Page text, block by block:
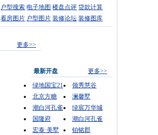
户型搜索 电子地图 楼盘点评 贷款计算
看房图片 户型图片 装修论坛 装修图库
更多>>
最新开盘
更多>>
绿地国宝21
领秀慧谷
北京方糖
澜馨墅
潮白河孔雀
绿宸万华城
国隆府
潮白河孔雀
宏泰·美墅
铂铭郡